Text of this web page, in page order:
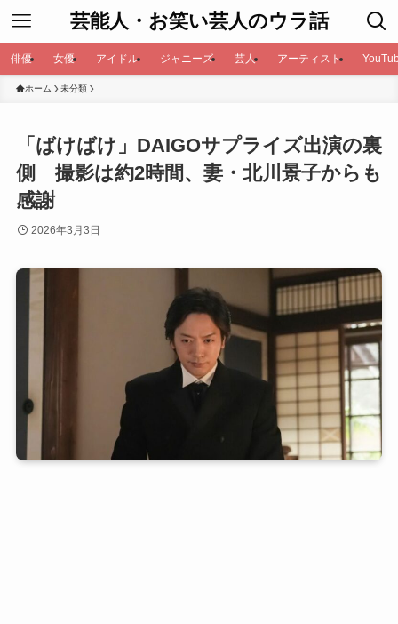
芸能人・お笑い芸人のウラ話
俳優 女優 アイドル ジャニーズ 芸人 アーティスト
ホーム 未分類
「ばけばけ」DAIGOサプライズ出演の裏
側 撮影は約2時間、妻・北川景子からも
感謝
2026年3月3日